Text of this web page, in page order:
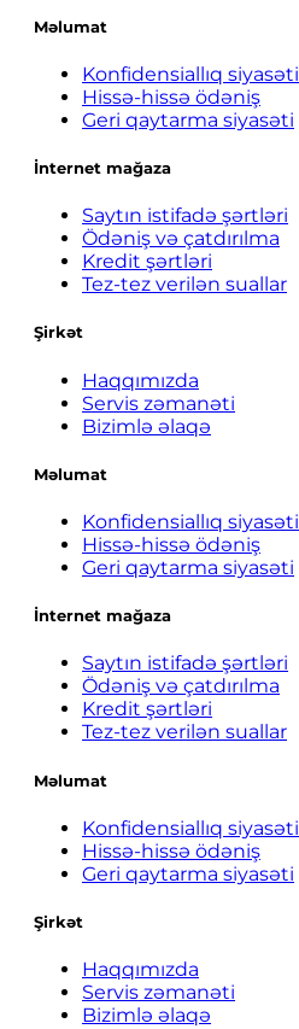
Məlumat
Konfidensiallıq siyasəti
Hissə-hissə ödəniş
Geri qaytarma siyasəti
İnternet mağaza
Saytın istifadə şərtləri
Ödəniş və çatdırılma
Kredit şərtləri
Tez-tez verilən suallar
Şirkət
Haqqımızda
Servis zəmanəti
Bizimlə əlaqə
Məlumat
Konfidensiallıq siyasəti
Hissə-hissə ödəniş
Geri qaytarma siyasəti
İnternet mağaza
Saytın istifadə şərtləri
Ödəniş və çatdırılma
Kredit şərtləri
Tez-tez verilən suallar
Məlumat
Konfidensiallıq siyasəti
Hissə-hissə ödəniş
Geri qaytarma siyasəti
Şirkət
Haqqımızda
Servis zəmanəti
Bizimlə əlaqə